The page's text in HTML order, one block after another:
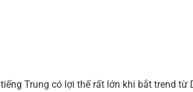
Trung có lợi thế rất lớn khi bắt trend